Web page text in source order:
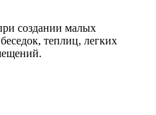
создании малых
теплиц, легких